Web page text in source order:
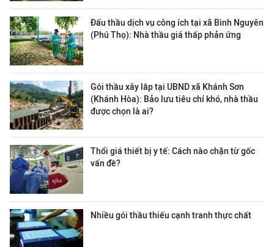
Đấu thầu dịch vụ công ích tại xã Bình Nguyên
(Phú Thọ): Nhà thầu giá thấp phản ứng
Gói thầu xây lắp tại UBND xã Khánh Sơn
(Khánh Hòa): Bảo lưu tiêu chí khó, nhà thầu
được chọn là ai?
Thổi giá thiết bị y tế: Cách nào chặn từ gốc
vấn đề?
Nhiều gói thầu thiếu cạnh tranh thực chất